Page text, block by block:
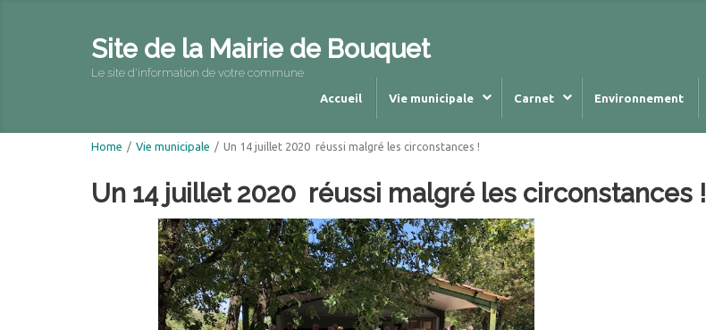
Site de la Mairie de Bouquet
Le site d'information de votre commune
Accueil Vie municipale Carnet Environnement
Home / Vie municipale / Un 14 juillet 2020 réussi malgré les circonstances !
Un 14 juillet 2020 réussi malgré les circonstances !